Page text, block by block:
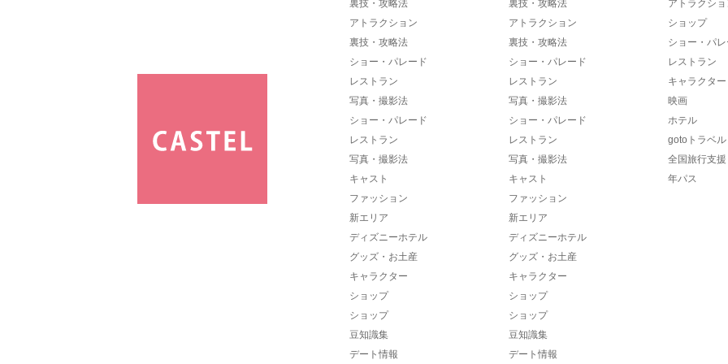
裏技・攻略法
アトラクション
裏技・攻略法
ショー・パレード
レストラン
写真・撮影法
ショー・パレード
レストラン
写真・撮影法
キャスト
ファッション
新エリア
ディズニーホテル
グッズ・お土産
キャラクター
ショップ
ショップ
豆知識集
デート情報
裏技・攻略法
アトラクション
裏技・攻略法
ショー・パレード
レストラン
写真・撮影法
ショー・パレード
レストラン
写真・撮影法
キャスト
ファッション
新エリア
ディズニーホテル
グッズ・お土産
キャラクター
ショップ
ショップ
豆知識集
デート情報
アトラクシ
ショップ
ショー・パ
レストラン
キャラクター
映画
ホテル
gotoトラベル
全国旅行支援
年パス